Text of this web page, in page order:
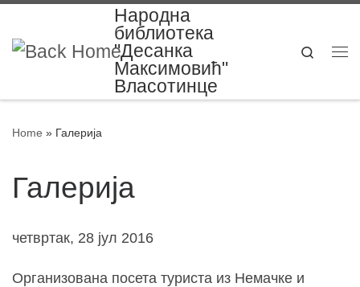
Народна
библиотека
"Десанка
Максимовић"
Власотинце
Search
Home » Галерија
Галерија
четвртак, 28 јул 2016
Организована посета туриста из Немачке и